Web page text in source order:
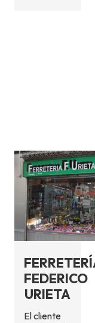
FEDERICO
URIETA
El cliente